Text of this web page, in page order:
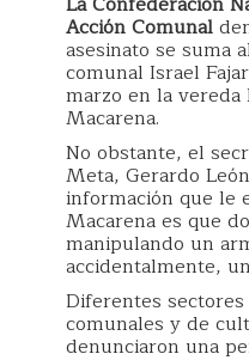
Acción Comunal
asesinato se suma
comunal Israel
marzo en la vereda
Macarena.
No obstante, el
Meta, Gerardo
información que le
Macarena es que
manipulando un
accidentalmente,
Diferentes
comunales y de
denunciaron una